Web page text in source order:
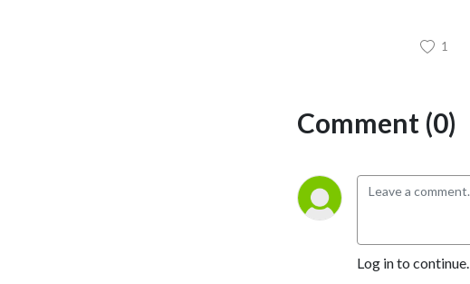
1
Comment (0)
Log in to continue.